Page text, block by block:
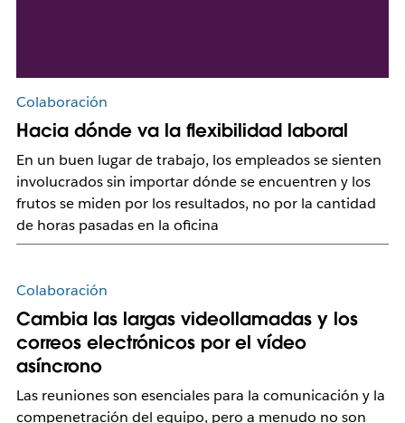
Colaboración
Hacia dónde va la flexibilidad laboral
En un buen lugar de trabajo, los empleados se sienten
involucrados sin importar dónde se encuentren y los
frutos se miden por los resultados, no por la cantidad
de horas pasadas en la oficina
Colaboración
Cambia las largas videollamadas y los
correos electrónicos por el vídeo
asíncrono
Las reuniones son esenciales para la comunicación y la
compenetración del equipo, pero a menudo no son